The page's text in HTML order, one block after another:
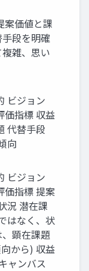
案価値と課
段を明確
雑、思い
ビジョン
価指標 収益
代替⼿段
向
ビジョン
価指標 提案
況 潜在課
はなく、状
顕在課題
から) 収益
ャンバス